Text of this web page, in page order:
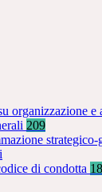
organizzazione e
209
strategico-
di condotta 18